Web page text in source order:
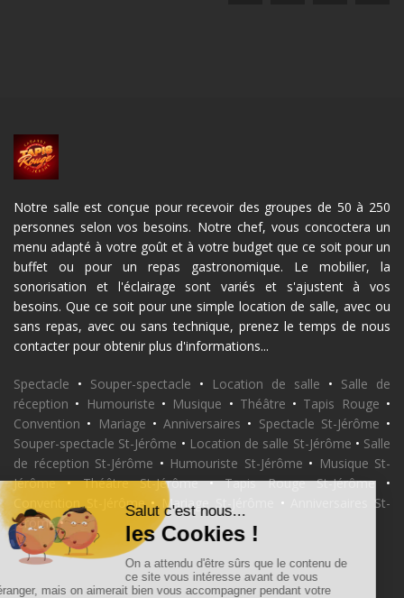
Notre salle est conçue pour recevoir des groupes de 50 à 250
personnes selon vos besoins. Notre chef, vous concoctera un
menu adapté à votre goût et à votre budget que ce soit pour un
buffet ou pour un repas gastronomique. Le mobilier, la
sonorisation et l'éclairage sont variés et s'ajustent à vos
besoins. Que ce soit pour une simple location de salle, avec ou
sans repas, avec ou sans technique, prenez le temps de nous
contacter pour obtenir plus d'informations...
Spectacle • Souper-spectacle • Location de salle • Salle de
réception • Humouriste • Musique • Théâtre • Tapis Rouge •
Convention • Mariage • Anniversaires • Spectacle St-Jérôme •
Souper-spectacle St-Jérôme • Location de salle St-Jérôme • Salle
de réception St-Jérôme • Humouriste St-Jérôme • Musique St-
Jérôme•Théâtre St-Jérôme•Tapis Rouge St-Jérôme•
Convention St-Jérôme• Mariage St-Jérôme •
Anniversaires St-
Jérôme•